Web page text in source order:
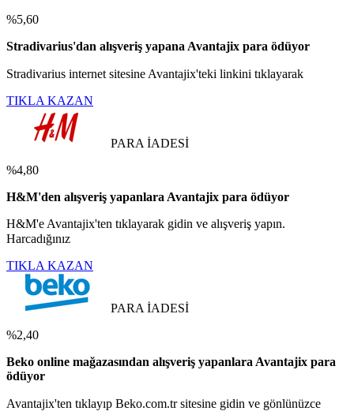
%5,60
Stradivarius'dan alışveriş yapana Avantajix para ödüyor
Stradivarius internet sitesine Avantajix'teki linkini tıklayarak
TIKLA KAZAN
PARA İADESİ
%4,80
H&M'den alışveriş yapanlara Avantajix para ödüyor
H&M'e Avantajix'ten tıklayarak gidin ve alışveriş yapın.
Harcadığınız
TIKLA KAZAN
PARA İADESİ
%2,40
Beko online mağazasından alışveriş yapanlara Avantajix para
ödüyor
Avantajix'ten tıklayıp Beko.com.tr sitesine gidin ve gönlünüzce